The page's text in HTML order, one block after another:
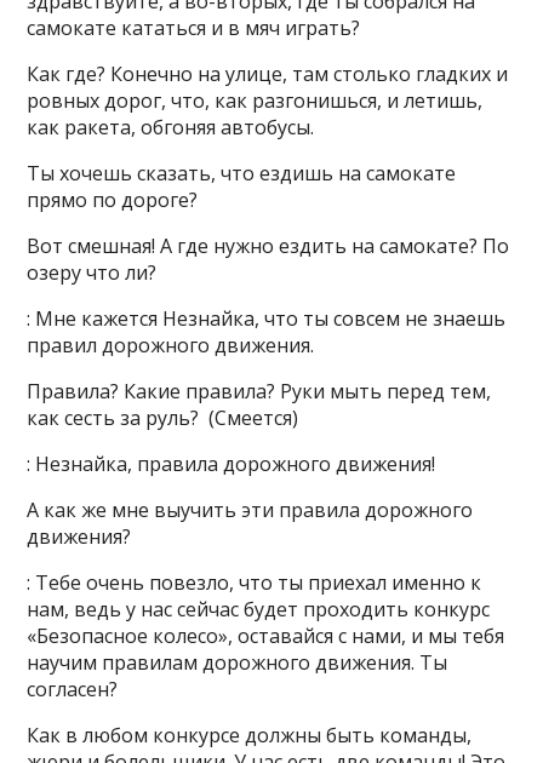
самокате кататься и в мяч играть?
Как где? Конечно на улице, там столько гладких и
ровных дорог, что, как разгонишься, и летишь,
как ракета, обгоняя автобусы.
Ты хочешь сказать, что ездишь на самокате
прямо по дороге?
Вот смешная! А где нужно ездить на самокате? По
озеру что ли?
: Мне кажется Незнайка, что ты совсем не знаешь
правил дорожного движения.
Правила? Какие правила? Руки мыть перед тем,
как сесть за руль? (Смеется)
: Незнайка, правила дорожного движения!
А как же мне выучить эти правила дорожного
движения?
: Тебе очень повезло, что ты приехал именно к
нам, ведь у нас сейчас будет проходить конкурс
«Безопасное колесо», оставайся с нами, и мы тебя
научим правилам дорожного движения. Ты
согласен?
Как в любом конкурсе должны быть команды,